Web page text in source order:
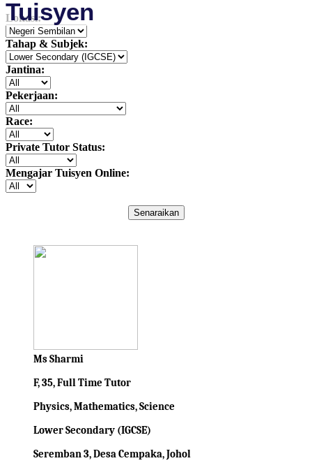
Tuisyen
Lokasi:
Tahap & Subjek:
Jantina:
Pekerjaan:
Race:
Private Tutor Status:
Mengajar Tuisyen Online:
Senaraikan
Ms Sharmi
F, 35, Full Time Tutor
Physics, Mathematics, Science
Lower Secondary (IGCSE)
Seremban 3, Desa Cempaka, Johol